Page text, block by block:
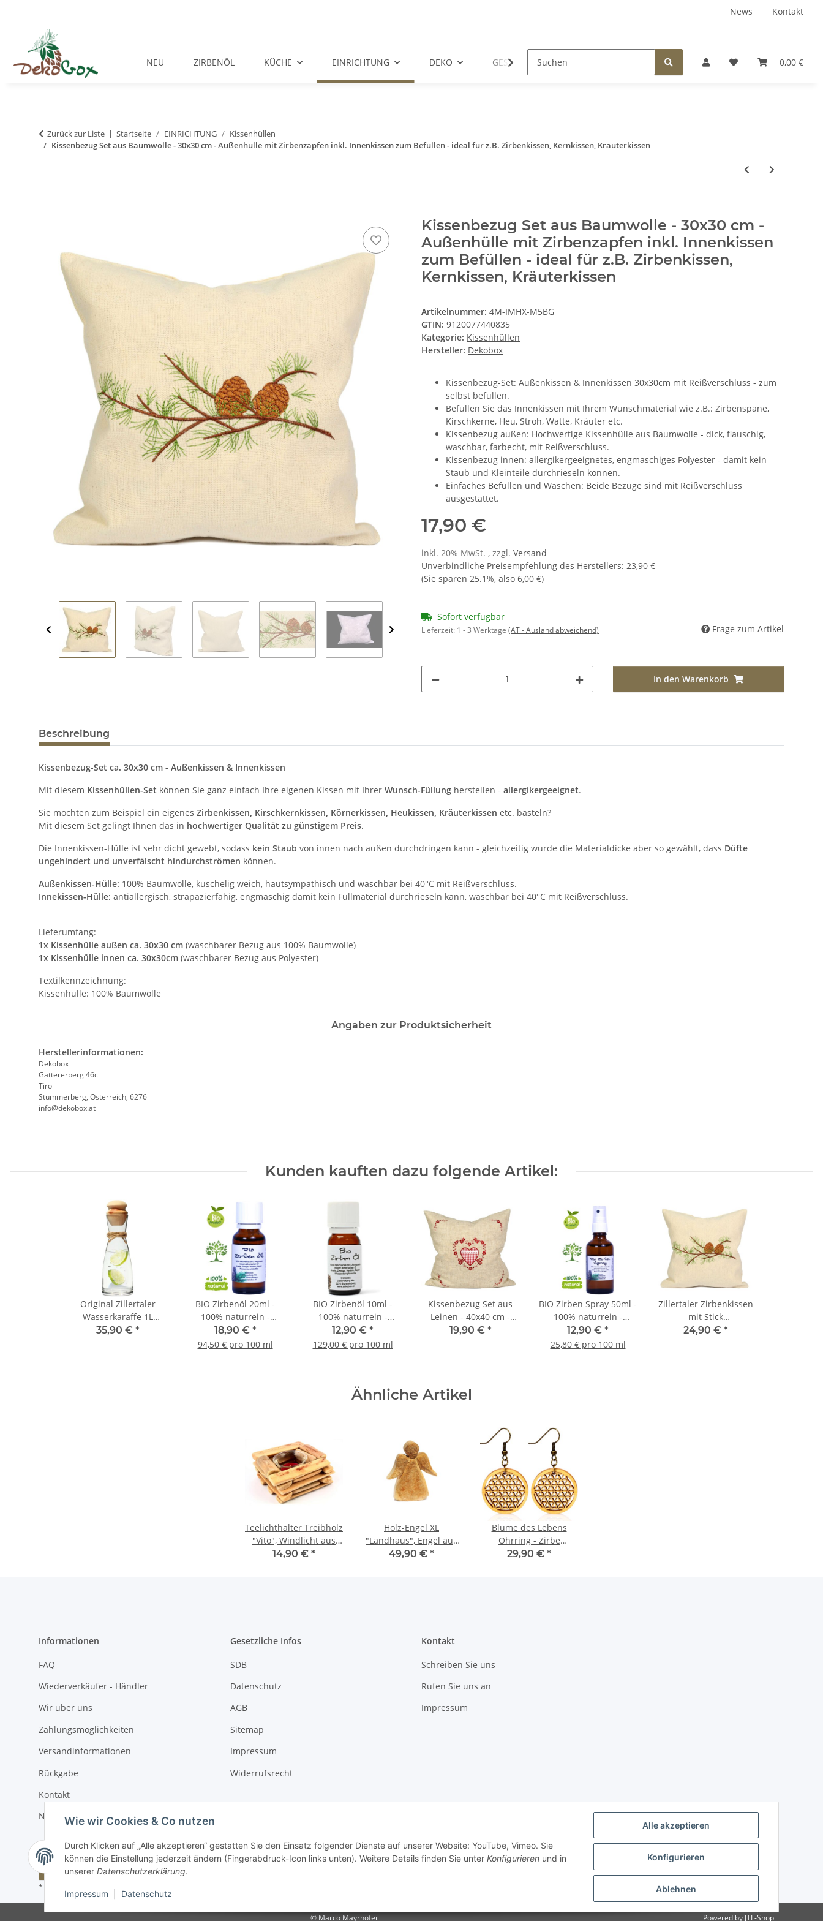
Alle akzeptieren
Konfigurieren
Ablehnen
Wie wir Cookies & Co nutzen
Durch Klicken auf „Alle akzeptieren“ gestatten Sie den Einsatz folgender Dienste auf unserer Website: YouTube, Vimeo. Sie
können die Einstellung jederzeit ändern (Fingerabdruck-Icon links unten). Weitere Details finden Sie unter Konfigurieren und in
unserer Datenschutzerklärung.
Impressum Datenschutz
News Kontakt
0,00 €
NEU ZIRBENÖL KÜCHE EINRICHTUNG DEKO GESCHENKIDEEN SCHMUCK BELEUCHTUNG
Zurück zur Liste Startseite EINRICHTUNG
Kissenhüllen
Kissenbezug Set aus Baumwolle - 30x30 cm - Außenhülle mit Zirbenzapfen inkl. Innenkissen zum Befüllen - ideal für z.B. Zirbenkissen, Kernkissen, Kräuterkissen
Kissenbezug Set aus Baumwolle - 30x30 cm -
Außenhülle mit Zirbenzapfen inkl. Innenkissen
zum Befüllen - ideal für z.B. Zirbenkissen,
Kernkissen, Kräuterkissen
Artikelnummer: 4M-IMHX-M5BG
GTIN: 9120077440835
Kategorie: Kissenhüllen
Hersteller: Dekobox
Kissenbezug-Set: Außenkissen & Innenkissen 30x30cm mit Reißverschluss - zum
selbst befüllen.
Befüllen Sie das Innenkissen mit Ihrem Wunschmaterial wie z.B.: Zirbenspäne,
Kirschkerne, Heu, Stroh, Watte, Kräuter etc.
Kissenbezug außen: Hochwertige Kissenhülle aus Baumwolle - dick, flauschig,
waschbar, farbecht, mit Reißverschluss.
Kissenbezug innen: allergikergeeignetes, engmaschiges Polyester - damit kein
Staub und Kleinteile durchrieseln können.
Einfaches Befüllen und Waschen: Beide Bezüge sind mit Reißverschluss
ausgestattet.
17,90 €
inkl. 20% MwSt. , zzgl. Versand
Unverbindliche Preisempfehlung des Herstellers: 23,90 €
(Sie sparen 25.1%, also 6,00 €)
Sofort verfügbar
Lieferzeit: 1 - 3 Werktage (AT - Ausland abweichend) Frage zum Artikel
In den Warenkorb
Beschreibung
Kissenbezug-Set ca. 30x30 cm - Außenkissen & Innenkissen
Mit diesem Kissenhüllen-Set können Sie ganz einfach Ihre eigenen Kissen mit Ihrer Wunsch-Füllung herstellen - allergikergeeignet.
Sie möchten zum Beispiel ein eigenes Zirbenkissen, Kirschkernkissen, Körnerkissen, Heukissen, Kräuterkissen etc. basteln?
Mit diesem Set gelingt Ihnen das in hochwertiger Qualität zu günstigem Preis.
Die Innenkissen-Hülle ist sehr dicht gewebt, sodass kein Staub von innen nach außen durchdringen kann - gleichzeitig wurde die Materialdicke aber so gewählt, dass Düfte
ungehindert und unverfälscht hindurchströmen können.
Außenkissen-Hülle: 100% Baumwolle, kuschelig weich, hautsympathisch und waschbar bei 40°C mit Reißverschluss.
Innekissen-Hülle: antiallergisch, strapazierfähig, engmaschig damit kein Füllmaterial durchrieseln kann, waschbar bei 40°C mit Reißverschluss.
Lieferumfang:
1x Kissenhülle außen ca. 30x30 cm (waschbarer Bezug aus 100% Baumwolle)
1x Kissenhülle innen ca. 30x30cm (waschbarer Bezug aus Polyester)
Textilkennzeichnung:
Kissenhülle: 100% Baumwolle
Angaben zur Produktsicherheit
Herstellerinformationen:
Dekobox
Gattererberg 46c
Tirol
Stummerberg, Österreich, 6276
info@dekobox.at
Kunden kauften dazu folgende Artikel:
Original Zillertaler
Wasserkaraffe 1L
"Ypsilon" inkl. Zirben
35,90 € *
BIO Zirbenöl 20ml -
100% naturrein -
höchste Qualität durch
Destillation AT-BIO-302
18,90 € *
94,50 € pro 100 ml
BIO Zirbenöl 10ml -
100% naturrein -
höchste Qualität durch
Destillation AT-BIO-302
12,90 € *
129,00 € pro 100 ml
Kissenbezug Set aus
Leinen - 40x40 cm -
Außenhülle rotes Herz
Kräuterkissen
19,90 € *
BIO Zirben Spray 50ml -
100% naturrein -
Kissen und Raum-
Spray AT-BIO-302
12,90 € *
25,80 € pro 100 ml
Zillertaler Zirbenkissen
mit Stick
"Zirbenzapfen" - 100%
24,90 € *
Ähnliche Artikel
Teelichthalter Treibholz
"Vito", Windlicht aus
Schwemmholz inkl.
14,90 € *
Holz-Engel XL
"Landhaus", Engel aus
Pappel Massivholz
49,90 € *
Blume des Lebens
Ohrring - Zirbe
Massivholz - inkl.
29,90 € *
Informationen
FAQ
Wiederverkäufer - Händler
Wir über uns
Zahlungsmöglichkeiten
Versandinformationen
Rückgabe
Kontakt
Newsletter
Gesetzliche Infos
SDB
Datenschutz
AGB
Sitemap
Impressum
Widerrufsrecht
Kontakt
Schreiben Sie uns
Rufen Sie uns an
Impressum
Vertrag widerrufen
* Alle Preise inkl. gesetzlicher USt., zzgl.
© Marco Mayrhofer Powered by JTL-Shop